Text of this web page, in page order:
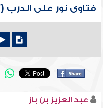
فتاوى نور على الدرب (607)
عبد العزيز بن باز